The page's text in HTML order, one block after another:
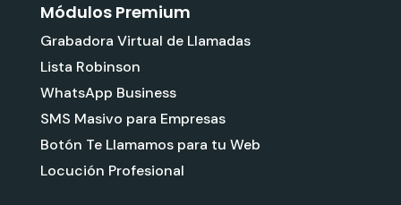
Módulos Premium
Grabadora Virtual de Llamadas
Lista Robinson
WhatsApp Business
SMS Masivo para Empresas
Botón Te Llamamos para tu Web
Locución Profesional